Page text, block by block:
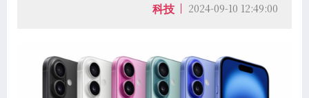
科技 2024-09-10 12:49:00